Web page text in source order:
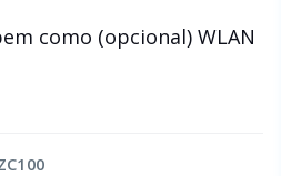
como (opcional) WLAN